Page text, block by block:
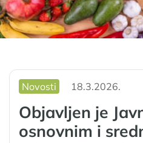
Novosti 18.3.2026.
Objavljen je
osnovnim i